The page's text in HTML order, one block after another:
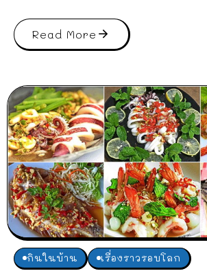
Read More
กินในบ้าน เรื่องราวรอบโลก